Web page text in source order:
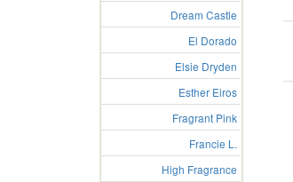
Dream Castle
El Dorado
Elsie Dryden
Esther Eiros
Fragrant Pink
Francie L.
High Fragrance